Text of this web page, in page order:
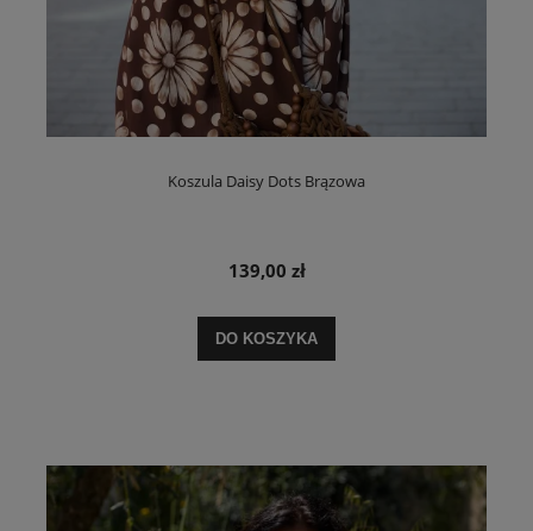
Koszula Daisy Dots Brązowa
139,00 zł
DO KOSZYKA